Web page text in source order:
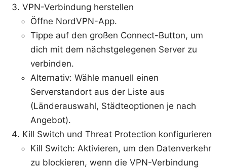
VPN-Verbindung herstellen
Öffne NordVPN-App.
Tippe auf den großen Connect-Button, um
dich mit dem nächstgelegenen Server zu
verbinden.
Alternativ: Wähle manuell einen
Serverstandort aus der Liste aus
(Länderauswahl, Städteoptionen je nach
Angebot).
Kill Switch und Threat Protection konfigurieren
Kill Switch: Aktivieren, um den Datenverkehr
zu blockieren, wenn die VPN-Verbindung